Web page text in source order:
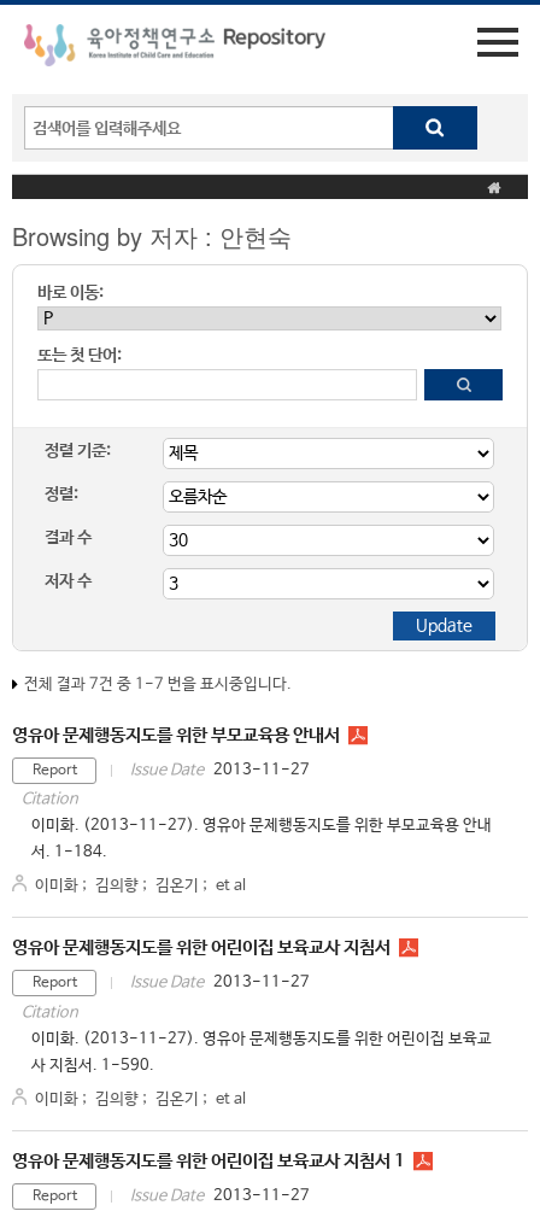
Browsing by 저자 : 안현숙
바로 이동:
또는 첫 단어:
정렬 기준:
정렬:
결과 수
저자 수
전체 결과 7건 중 1-7 번을 표시중입니다.
영유아 문제행동지도를 위한 부모교육용 안내서
Report Issue Date 2013-11-27
Citation
이미화. (2013-11-27). 영유아 문제행동지도를 위한 부모교육용 안내
서. 1-184.
이미화 ; 김의향 ; 김온기 ; et al
영유아 문제행동지도를 위한 어린이집 보육교사 지침서
Report Issue Date 2013-11-27
Citation
이미화. (2013-11-27). 영유아 문제행동지도를 위한 어린이집 보육교
사 지침서. 1-590.
이미화 ; 김의향 ; 김온기 ; et al
영유아 문제행동지도를 위한 어린이집 보육교사 지침서 1
Report Issue Date 2013-11-27